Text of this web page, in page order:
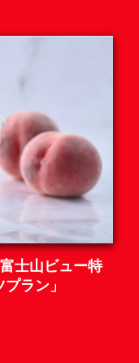
富士山ビュー特
ラン」